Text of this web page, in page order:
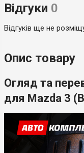
Країна-виробник
Відгуки 0
Відгуків ще не
Опис товару
Огляд та
для Mazda 3